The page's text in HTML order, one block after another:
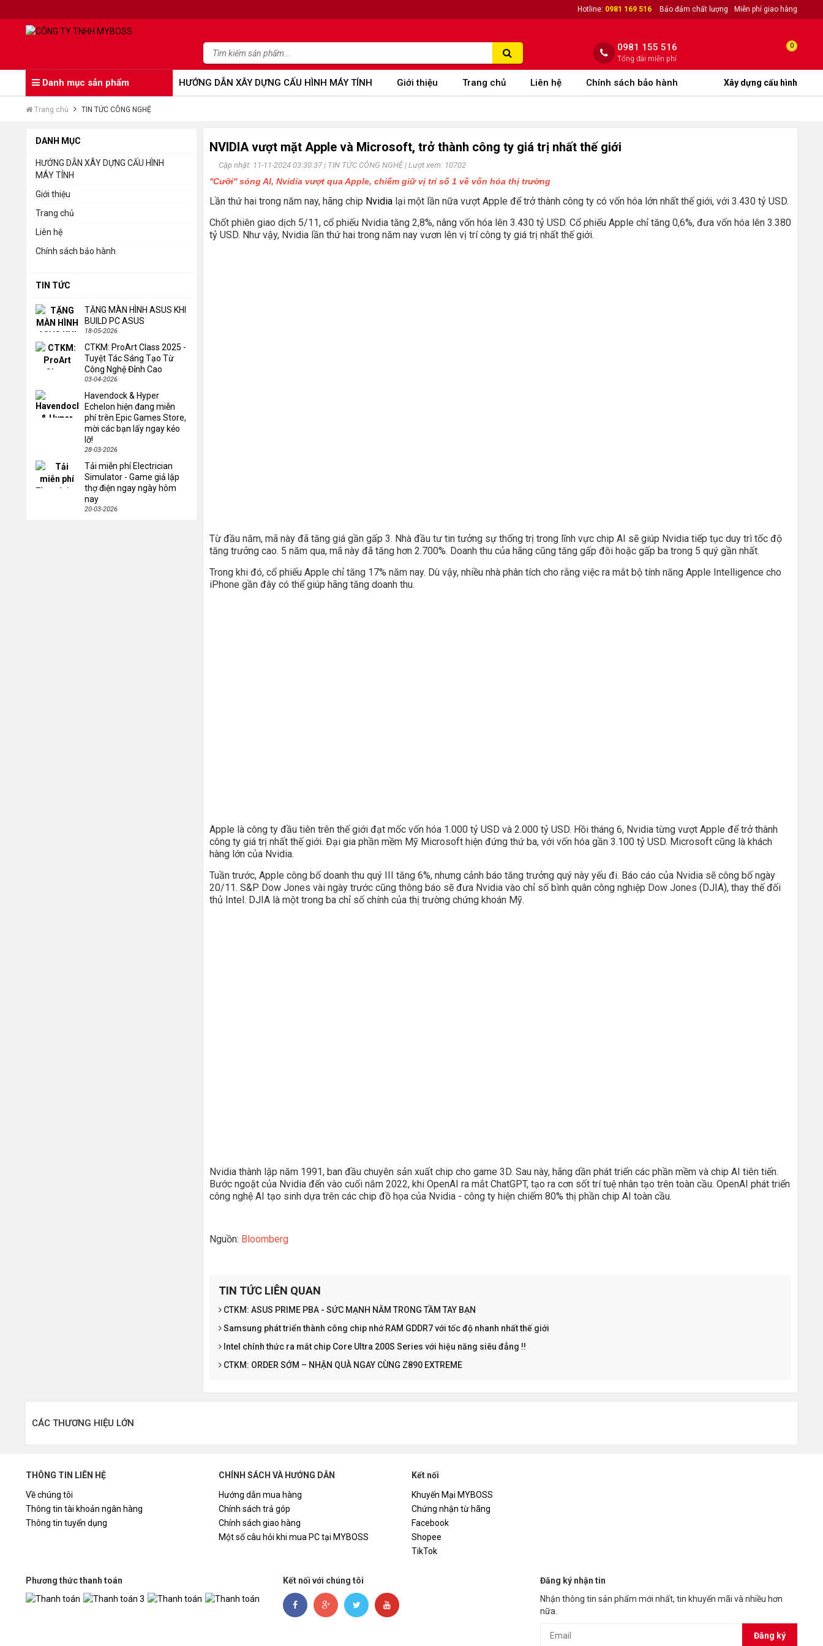
Hotline: 0981 169 516 Bảo đảm chất lượng Miễn phí giao hàng
0981 155 516
Tổng đài miễn phí
0
Danh mục sản phẩm HƯỚNG DẪN XÂY DỰNG CẤU HÌNH MÁY TÍNH Giới thiệu Trang chủ Liên hệ Chính sách bảo hành Xây dựng cấu hình
Trang chủ TIN TỨC CÔNG NGHỆ
NVIDIA vượt mặt Apple và Microsoft, trở thành công ty giá trị nhất thế giới
Cập nhật: 11-11-2024 03:30:37 | TIN TỨC CÔNG NGHỆ| Lượt xem: 10702
''Cưỡi'' sóng AI, Nvidia vượt qua Apple, chiếm giữ vị trí số 1 về vốn hóa thị trường
Lần thứ hai trong năm nay, hãng chip Nvidia lại một lần nữa vượt Apple để trở thành công ty có vốn hóa lớn nhất thế giới, với 3.430 tỷ USD.
Chốt phiên giao dịch 5/11, cổ phiếu Nvidia tăng 2,8%, nâng vốn hóa lên 3.430 tỷ USD. Cổ phiếu Apple chỉ tăng 0,6%, đưa vốn hóa lên 3.380
tỷ USD. Như vậy, Nvidia lần thứ hai trong năm nay vươn lên vị trí công ty giá trị nhất thế giới.
Từ đầu năm, mã này đã tăng giá gần gấp 3. Nhà đầu tư tin tưởng sự thống trị trong lĩnh vực chip AI sẽ giúp Nvidia tiếp tục duy trì tốc độ
tăng trưởng cao. 5 năm qua, mã này đã tăng hơn 2.700%. Doanh thu của hãng cũng tăng gấp đôi hoặc gấp ba trong 5 quý gần nhất.
Trong khi đó, cổ phiếu Apple chỉ tăng 17% năm nay. Dù vậy, nhiều nhà phân tích cho rằng việc ra mắt bộ tính năng Apple Intelligence cho
iPhone gần đây có thể giúp hãng tăng doanh thu.
Apple là công ty đầu tiên trên thế giới đạt mốc vốn hóa 1.000 tỷ USD và 2.000 tỷ USD. Hồi tháng 6, Nvidia từng vượt Apple để trở thành
công ty giá trị nhất thế giới. Đại gia phần mềm Mỹ Microsoft hiện đứng thứ ba, với vốn hóa gần 3.100 tỷ USD. Microsoft cũng là khách
hàng lớn của Nvidia.
Tuần trước, Apple công bố doanh thu quý III tăng 6%, nhưng cảnh báo tăng trưởng quý này yếu đi. Báo cáo của Nvidia sẽ công bố ngày
20/11. S&P Dow Jones vài ngày trước cũng thông báo sẽ đưa Nvidia vào chỉ số bình quân công nghiệp Dow Jones (DJIA), thay thế đối
thủ Intel. DJIA là một trong ba chỉ số chính của thị trường chứng khoán Mỹ.
Nvidia thành lập năm 1991, ban đầu chuyên sản xuất chip cho game 3D. Sau này, hãng dần phát triển các phần mềm và chip AI tiên tiến.
Bước ngoặt của Nvidia đến vào cuối năm 2022, khi OpenAI ra mắt ChatGPT, tạo ra cơn sốt trí tuệ nhân tạo trên toàn cầu. OpenAI phát triển
công nghệ AI tạo sinh dựa trên các chip đồ họa của Nvidia - công ty hiện chiếm 80% thị phần chip AI toàn cầu.
Nguồn: Bloomberg
TIN TỨC LIÊN QUAN
CTKM: ASUS PRIME PBA - SỨC MẠNH NẰM TRONG TẦM TAY BẠN
Samsung phát triển thành công chip nhớ RAM GDDR7 với tốc độ nhanh nhất thế giới
Intel chính thức ra mắt chip Core Ultra 200S Series với hiệu năng siêu đẳng !!
CTKM: ORDER SỚM – NHẬN QUÀ NGAY CÙNG Z890 EXTREME
DANH MỤC
HƯỚNG DẪN XÂY DỰNG CẤU HÌNH
MÁY TÍNH
Giới thiệu
Trang chủ
Liên hệ
Chính sách bảo hành
TIN TỨC
TẶNG MÀN HÌNH ASUS KHI
BUILD PC ASUS
18-05-2026
CTKM: ProArt Class 2025 -
Tuyệt Tác Sáng Tạo Từ
Công Nghệ Đỉnh Cao
03-04-2026
Havendock & Hyper
Echelon hiện đang miễn
phí trên Epic Games Store,
mời các bạn lấy ngay kẻo
lỡ!
28-03-2026
Tải miễn phí Electrician
Simulator - Game giả lập
thợ điện ngay ngày hôm
nay
20-03-2026
CÁC THƯƠNG HIỆU LỚN
THÔNG TIN LIÊN HỆ
Về chúng tôi
Thông tin tài khoản ngân hàng
Thông tin tuyển dụng
CHÍNH SÁCH VÀ HƯỚNG DẪN
Hướng dẫn mua hàng
Chính sách trả góp
Chính sách giao hàng
Một số câu hỏi khi mua PC tại MYBOSS
Kết nối
Khuyến Mại MYBOSS
Chứng nhận từ hãng
Facebook
Shopee
TikTok
Phương thức thanh toán Kết nối với chúng tôi
Đăng ký nhận tin
Nhận thông tin sản phẩm mới nhất, tin khuyến mãi và nhiều hơn
nữa.
Đăng ký